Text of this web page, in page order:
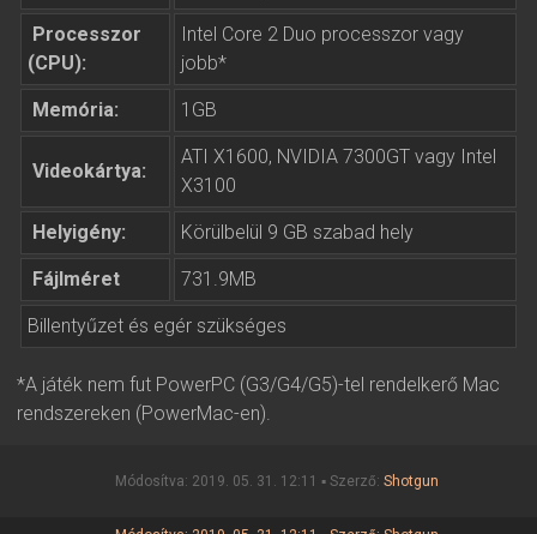
Processzor
(CPU):
Intel Core 2 Duo processzor vagy
jobb*
Memória: 1GB
Videokártya:
ATI X1600, NVIDIA 7300GT vagy Intel
X3100
Helyigény: Körülbelül 9 GB szabad hely
Fájlméret 731.9MB
Billentyűzet és egér szükséges
*A játék nem fut PowerPC (G3/G4/G5)-tel rendelkerő Mac
rendszereken (PowerMac-en).
Módosítva: 2019. 05. 31. 12:11 ▪ Szerző: Shotgun